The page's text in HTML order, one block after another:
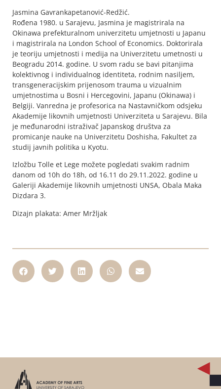
Jasmina Gavrankapetanović-Redžić.
Rođena 1980. u Sarajevu, Jasmina je magistrirala na
Okinawa prefekturalnom univerzitetu umjetnosti u Japanu
i magistrirala na London School of Economics. Doktorirala
je teoriju umjetnosti i medija na Univerzitetu umetnosti u
Beogradu 2014. godine. U svom radu se bavi pitanjima
kolektivnog i individualnog identiteta, rodnim nasiljem,
transgeneracijskim prijenosom trauma u vizualnim
umjetnostima u Bosni i Hercegovini, Japanu (Okinawa) i
Belgiji. Vanredna je profesorica na Nastavničkom odsjeku
Akademije likovnih umjetnosti Univerziteta u Sarajevu. Bila
je međunarodni istraživač Japanskog društva za
promicanje nauke na Univerzitetu Doshisha, Fakultet za
studij javnih politika u Kyotu.
Izložbu Tolle et Lege možete pogledati svakim radnim
danom od 10h do 18h, od 16.11 do 29.11.2022. godine u
Galeriji Akademije likovnih umjetnosti UNSA, Obala Maka
Dizdara 3.
Dizajn plakata: Amer Mržljak